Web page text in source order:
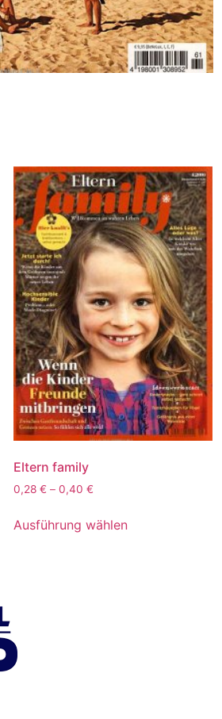
Eltern family
0,28 € – 0,40 €
Ausführung wählen